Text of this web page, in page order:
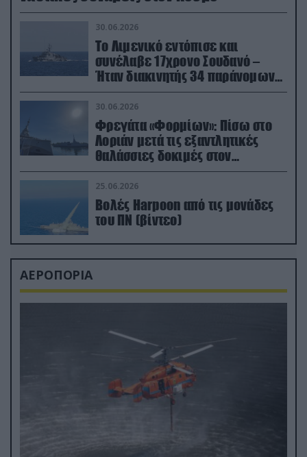
30.06.2026
Το Λιμενικό εντόπισε και
συνέλαβε 17χρονο Σουδανό –
Ήταν διακινητής 34 παράνομων
μεταναστών
30.06.2026
Φρεγάτα «Φορμίων»: Πίσω στο
Λοριάν μετά τις εξαντλητικές
θαλάσσιες δοκιμές στον
απαιτητικό Βισκαϊκό
25.06.2026
Βολές Harpoon από τις μονάδες
του ΠΝ (βίντεο)
ΑΕΡΟΠΟΡΙΑ